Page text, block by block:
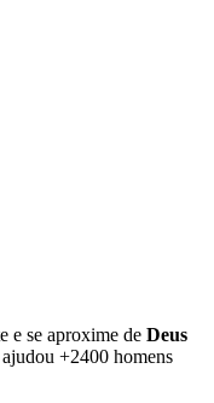
e se aproxime de Deus
+2400 homens